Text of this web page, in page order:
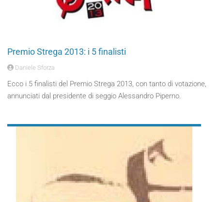
Premio Strega 2013: i 5 finalisti
Daniele Sforza
Ecco i 5 finalisti del Premio Strega 2013, con tanto di votazione,
annunciati dal presidente di seggio Alessandro Piperno.